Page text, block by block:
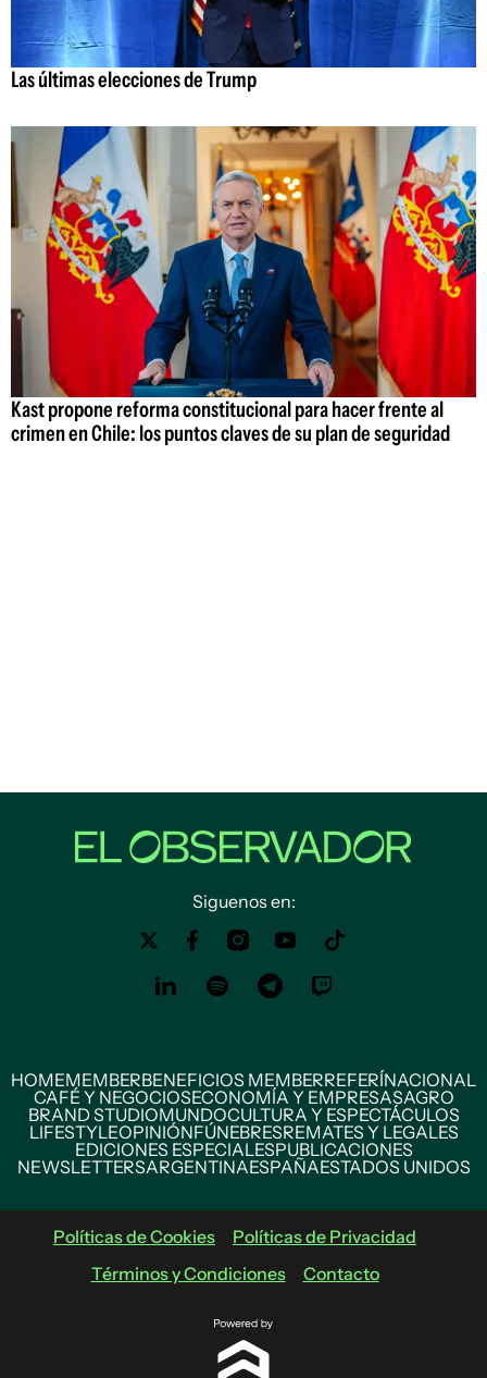
Las últimas elecciones de Trump
Kast propone reforma constitucional para hacer frente al
crimen en Chile: los puntos claves de su plan de seguridad
Siguenos en:
HOMEMEMBERBENEFICIOS MEMBERREFERÍNACIONAL
CAFÉ Y NEGOCIOSECONOMÍA Y EMPRESASAGRO
BRAND STUDIOMUNDOCULTURA Y ESPECTÁCULOS
LIFESTYLEOPINIÓNFÚNEBRESREMATES Y LEGALES
EDICIONES ESPECIALESPUBLICACIONES
NEWSLETTERSARGENTINAESPAÑAESTADOS UNIDOS
Políticas de Cookies
Políticas de Privacidad
Términos y Condiciones
Contacto